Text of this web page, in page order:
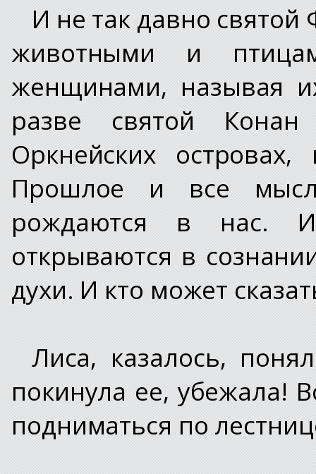
И не так давно святой
животными и
женщинами, называя
разве святой
Оркнейских
Прошлое и все
рождаются в нас.
открываются в
духи. И кто может
Лиса, казалось,
покинула ее, убежала!
подниматься по